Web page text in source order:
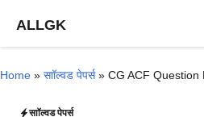
content
ALLGK
Home » साॉल्वड पेपर्स» CG ACF Question
साॉल्वड पेपर्स